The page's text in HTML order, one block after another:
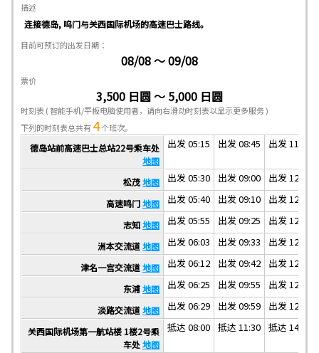
描述
连接德岛, 呜门与关西国际机场的高速巴士路线。
目前可预订的出发日期：
08/08 ～ 09/08
票价
3,500 日圆 ～ 5,000 日圆
时刻表( 智能手机/平板电脑使用者，请向右滑动时刻表以显示更多服务 )
下列的时刻表总共有4个班次。
德岛站前高速巴士总站22号乘车处
地图
出发 05:15 出发 08:45 出发 11:45
松茂地图 出发 05:30 出发 09:00 出发 12:00
高速鸣门地图 出发 05:40 出发 09:10 出发 12:10
志知地图 出发 05:55 出发 09:25 出发 12:25
洲本交流道地图 出发 06:03 出发 09:33 出发 12:33
津名一宫交流道地图 出发 06:12 出发 09:42 出发 12:42
东浦地图 出发 06:25 出发 09:55 出发 12:55
淡路交流道地图 出发 06:29 出发 09:59 出发 12:59
关西国际机场第一航站楼 1楼2号乘
车处地图
抵达 08:00 抵达 11:30 抵达 14:30